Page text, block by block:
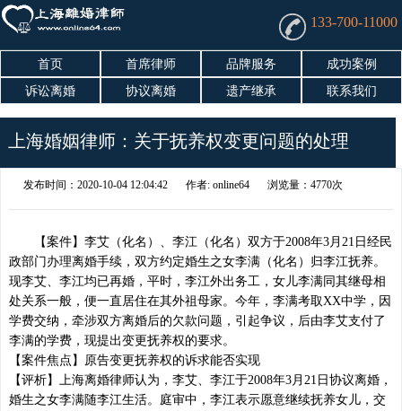
133-700-11000
首页 首席律师 品牌服务
成功案例
诉讼离婚
协议离婚 遗产继承 联系我们
上海婚姻律师：关于抚养权变更问题的处理
发布时间：2020-10-04 12:04:42 作者: online64 浏览量：4770次
【案件】李艾（化名）、李江（化名）双方于2008年3月21日经民
政部门办理离婚手续，双方约定婚生之女李满（化名）归李江抚养。
现李艾、李江均已再婚，平时，李江外出务工，女儿李满同其继母相
处关系一般，便一直居住在其外祖母家。今年，李满考取XX中学，因
学费交纳，牵涉双方离婚后的欠款问题，引起争议，后由李艾支付了
李满的学费，现提出变更抚养权的要求。
【案件焦点】原告变更抚养权的诉求能否实现
【评析】上海离婚律师认为，李艾、李江于2008年3月21日协议离婚，
婚生之女李满随李江生活。庭审中，李江表示愿意继续抚养女儿，交